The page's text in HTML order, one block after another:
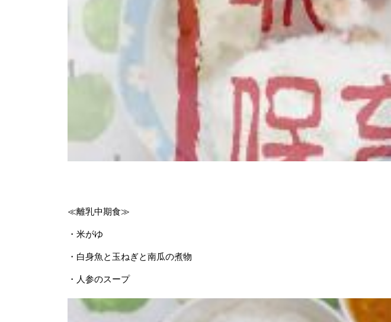
≪離乳中期食≫
・米がゆ
・白身魚と玉ねぎと南瓜の煮物
・人参のスープ